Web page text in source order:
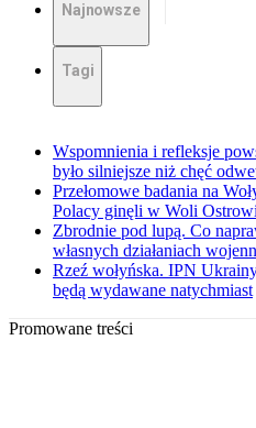
Najnowsze
Tagi
Wspomnienia i refleksje
było silniejsze niż chęć
Przełomowe badania na
Polacy ginęli w Woli
Zbrodnie pod lupą. Co
własnych działaniach
Rzeź wołyńska. IPN
będą wydawane natychmiast
Promowane treści